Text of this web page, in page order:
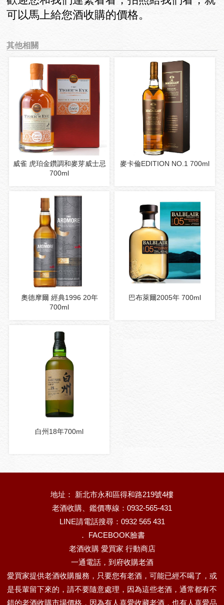
可以馬上給您酒收購的價格。
其他相關
威雀 虎珀金鑽調和麥芽威士忌
700ml
麥卡倫EDITION NO.1 700ml
奧德摩爾 經典1996 20年
700ml
巴布萊爾2005年 700ml
白州18年700ml
地址： 新北市永和區得和路219號4樓
老酒收購、鑑價專線：0932-565-431
LINE請電話搜尋：0932 565 431
． FACEBOOK臉書
老酒收購 愛買家 行動商店
一通電話，到府收購老酒
愛買家提供老酒收購服務，只要您有老酒，可能已經不喝了，或
是長輩留下來的，請不要隨意處理，因為這些老酒，通常都有不
錯的老酒收購市場價格，因為有人喜愛收藏老酒，也有人喜愛品